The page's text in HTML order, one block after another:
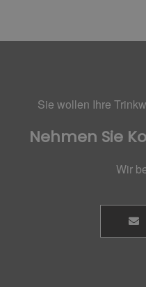
Sie wollen Ihre
Nehmen Sie
Wir